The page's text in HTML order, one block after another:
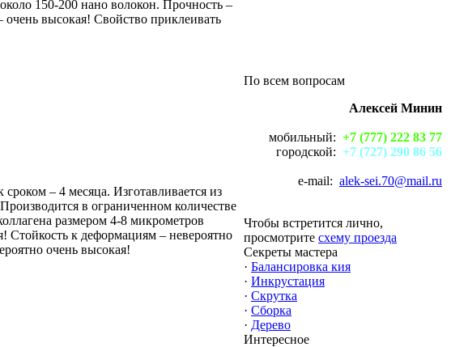
150-200 нано волокон. Прочность –
высокая! Свойство приклеивать
– 4 месяца. Изготавливается из
в ограниченном количестве
размером 4-8 микрометров
Стойкость к деформациям – невероятно
очень высокая!
По всем вопросам
Алексей Минин
мобильный: +7 (777) 222 83 77
городской: +7 (727) 290 86 56
e-mail: alek-sei.70@mail.ru
Чтобы встретится лично,
просмотрите схему проезда
Секреты мастера
· Балансировка кия
· Инкрустация
· Скрутка
· Сборка
· Дерево
Интересное